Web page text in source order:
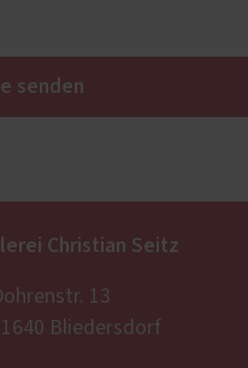
senden
Christian Seitz
13
Bliedersdorf